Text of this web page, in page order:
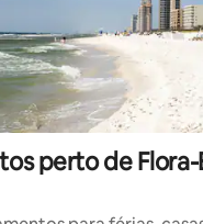
perto de Flora-